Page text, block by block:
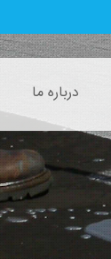
درباره ما